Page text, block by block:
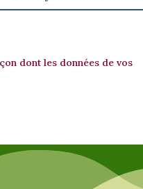
dont les données de vos